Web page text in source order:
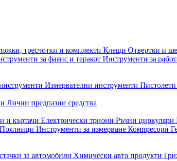
тресчотки и комплекти Клещи Отвертки и
за фаянс и теракот Инструменти за
Измервателни инструменти
Лични предпазни средства
и къртачи Електрически триони Ръчни циркуляри
Поялници Инструменти за измерване Компресори
за автомобили Химически авто продукти